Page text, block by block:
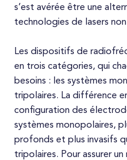
s’est avérée être une
technologies de lasers
Les dispositifs de
en trois catégories, qui
besoins : les systèmes
tripolaires. La différence
configuration des
systèmes monopolaires,
profonds et plus invasifs
tripolaires. Pour assurer